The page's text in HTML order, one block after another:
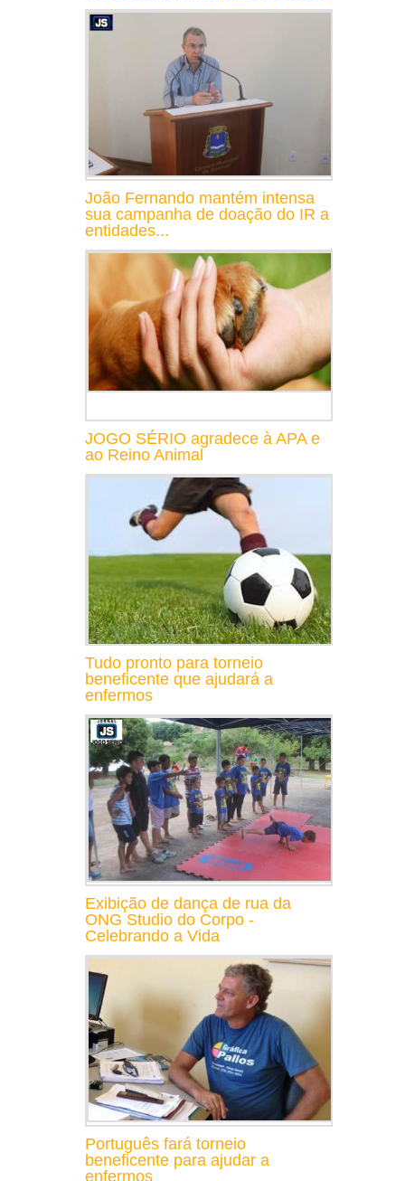
João Fernando mantém intensa
sua campanha de doação do IR a
entidades...
JOGO SÉRIO agradece à APA e
ao Reino Animal
Tudo pronto para torneio
beneficente que ajudará a
enfermos
Exibição de dança de rua da
ONG Studio do Corpo -
Celebrando a Vida
Português fará torneio
beneficente para ajudar a
enfermos